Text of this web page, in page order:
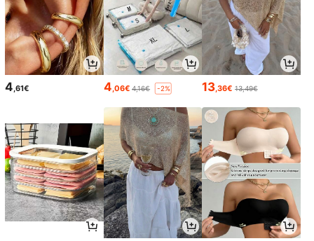
4 ,61€ 4 ,06€ 4,16€ -2% 13 ,36€ 13,49€